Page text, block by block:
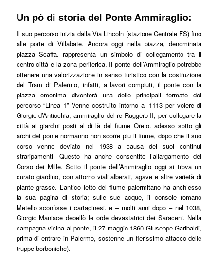
Un pò di storia del Ponte Ammiraglio:
Il suo percorso inizia dalla Via Lincoln (stazione Centrale FS) fino
alle porte di Villabate. Ancora oggi nella piazza, denominata
piazza Scaffa, rappresenta un simbolo di collegamento tra il
centro città e la zona periferica. Il ponte dell’Ammiraglio potrebbe
ottenere una valorizzazione in senso turistico con la costruzione
del Tram di Palermo, infatti, a lavori compiuti, il ponte con la
piazza omonima diventerà una delle principali fermate del
percorso “Linea 1” Venne costruito intorno al 1113 per volere di
Giorgio d’Antiochia, ammiraglio del re Ruggero II, per collegare la
città ai giardini posti al di là del fiume Oreto. adesso sotto gli
archi del ponte normanno non scorre più il fiume, dopo che il suo
corso venne deviato nel 1938 a causa dei suoi continui
straripamenti. Questo ha anche consentito l’allargamento del
Corso dei Mille. Sotto il ponte dell’Ammiraglio oggi si trova un
curato giardino, con attorno viali alberati, agave e altre varietà di
piante grasse. L’antico letto del fiume palermitano ha anch’esso
la sua pagina di storia; sulle sue acque, il console romano
Metello sconfisse i cartaginesi. e – molti anni dopo – nel 1038,
Giorgio Maniace debellò le orde devastatrici dei Saraceni. Nella
campagna vicina al ponte, il 27 maggio 1860 Giuseppe Garibaldi,
prima di entrare in Palermo, sostenne un fierissimo attacco delle
truppe borboniche).